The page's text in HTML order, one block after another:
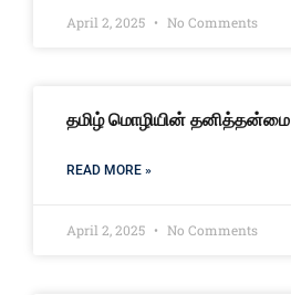
April 2, 2025 No Comments
தமிழ் மொழியின் தனித்தன்மை
READ MORE »
April 2, 2025 No Comments